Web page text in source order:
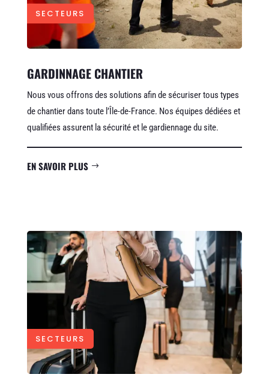
SECTEURS
GARDINNAGE CHANTIER
Nous vous offrons des solutions afin de sécuriser tous types
de chantier dans toute l’Île-de-France. Nos équipes dédiées et
qualifiées assurent la sécurité et le gardiennage du site.
EN SAVOIR PLUS
SECTEURS